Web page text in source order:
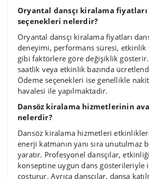
Oryantal dansçı kiralama fiyatları
seçenekleri nelerdir?
Oryantal dansçı kiralama fiyatları
deneyimi, performans süresi, etkinlik
gibi faktörlere göre değişiklik
saatlik veya etkinlik bazında
Ödeme seçenekleri ise genellikle
havalesi ile yapılmaktadır.
Dansöz kiralama hizmetlerinin
nelerdir?
Dansöz kiralama hizmetleri
enerji katmanın yanı sıra unutulmaz
yaratır. Profesyonel dansçılar,
konseptine uygun dans gösterileriyle
coşturur. Ayrıca dansçılar, dansa